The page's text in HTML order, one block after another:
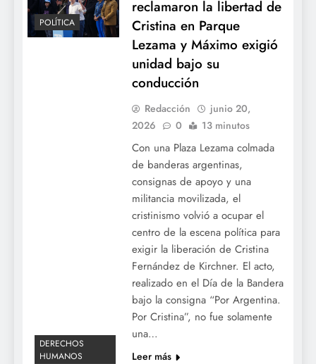
POLÍTICA
reclamaron la libertad de
Cristina en Parque
Lezama y Máximo exigió
unidad bajo su
conducción
Redacción
junio 20,
2026
0 13 minutos
Con una Plaza Lezama colmada
de banderas argentinas,
consignas de apoyo y una
militancia movilizada, el
cristinismo volvió a ocupar el
centro de la escena política para
exigir la liberación de Cristina
Fernández de Kirchner. El acto,
realizado en el Día de la Bandera
bajo la consigna “Por Argentina.
Por Cristina”, no fue solamente
una…
Leer más
DERECHOS
HUMANOS